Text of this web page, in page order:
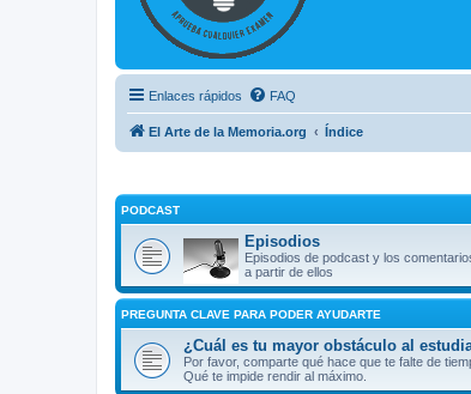
Enlaces rápidos FAQ
El Arte de la Memoria.org Índice
PODCAST
Episodios
Episodios de podcast y los
a partir de ellos
PREGUNTA CLAVE PARA PODER AYUDARTE
¿Cuál es tu mayor obstáculo al
Por favor, comparte qué hace que te falte de
Qué te impide rendir al máximo.